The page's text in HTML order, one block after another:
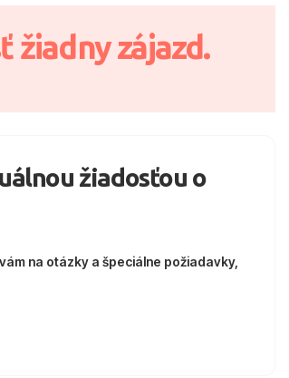
žiadny zájazd.
žiadosťou o
na otázky a špeciálne požiadavky,